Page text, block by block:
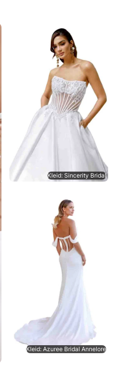
Kleid: Sincerity Bridal
Kleid: Azuree Bridal Annelore